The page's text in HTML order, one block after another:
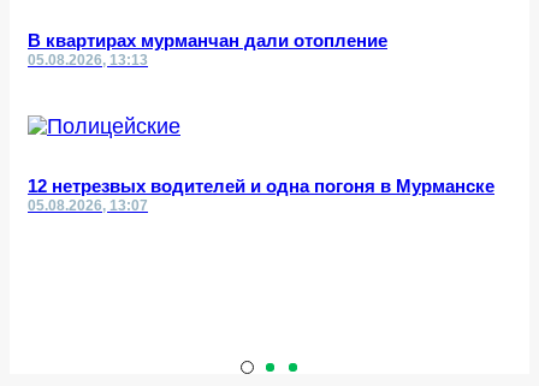
В квартирах мурманчан дали отопление
05.08.2026, 13:13
12 нетрезвых водителей и одна погоня в Мурманске
05.08.2026, 13:07